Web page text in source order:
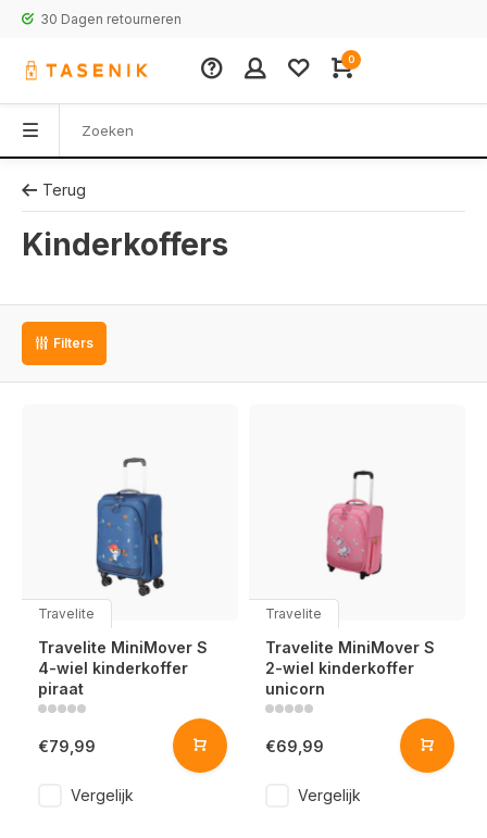
30 Dagen retourneren
0
Terug
Kinderkoffers
Filters
Travelite
Travelite MiniMover S
4-wiel kinderkoffer
piraat
€79,99
Vergelijk
Travelite
Travelite MiniMover S
2-wiel kinderkoffer
unicorn
€69,99
Vergelijk